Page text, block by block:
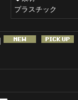
プラスチック